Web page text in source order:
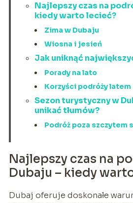
Najlepszy czas na
kiedy warto lecieć?
Zima w Dubaju
Wiosna i jesień
Jak uniknąć
Porady na lato
Korzyści podróży latem
Sezon turystyczny w
unikać tłumów?
Podróż poza szczytem
Najlepszy czas na
Dubaju – kiedy
Dubaj oferuje doskonałe